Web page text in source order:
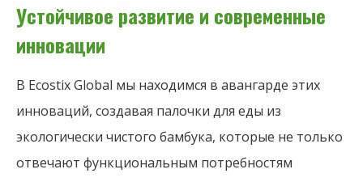
Устойчивое развитие и современные
инновации
В Ecostix Global мы находимся в авангарде этих
инноваций, создавая палочки для еды из
экологически чистого бамбука, которые не только
отвечают функциональным потребностям